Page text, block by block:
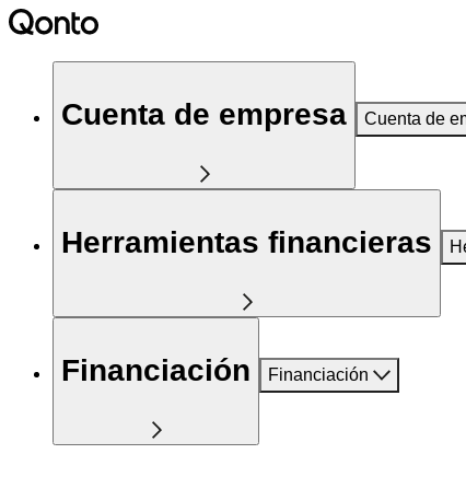
Cuenta de empresa Cuenta de
Herramientas financieras
Financiación Financiación